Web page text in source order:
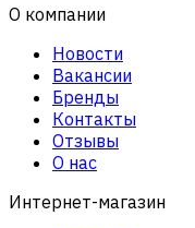
О компании
Новости
Вакансии
Бренды
Контакты
Отзывы
О нас
Интернет-магазин